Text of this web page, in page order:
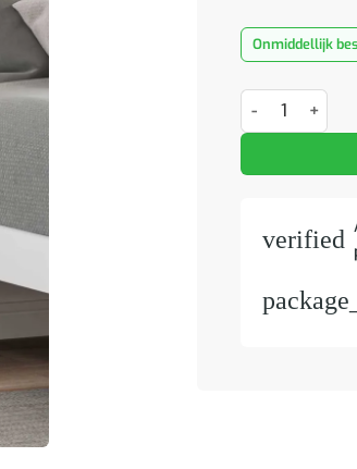
Onmiddellijk
Bijzettafel 2
verified